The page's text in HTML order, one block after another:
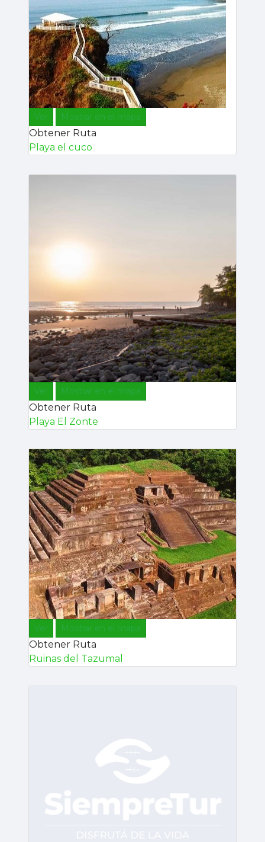
Ver Mostrar en el mapa
Obtener Ruta
Playa el cuco
Ver Mostrar en el mapa
Obtener Ruta
Playa El Zonte
Ver Mostrar en el mapa
Obtener Ruta
Ruinas del Tazumal